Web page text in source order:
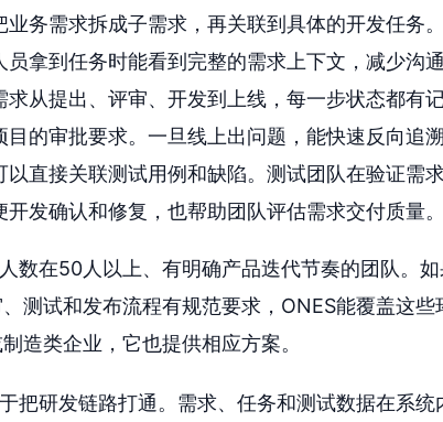
业务需求拆成子需求，再关联到具体的开发任务
拿到任务时能看到完整的需求上下文，减少沟通
求从提出、评审、开发到上线，每一步状态都有
的审批要求。一旦线上出问题，能快速反向追溯
以直接关联测试用例和缺陷。测试团队在验证需
发确认和修复，也帮助团队评估需求交付质量。
数在50人以上、有明确产品迭代节奏的团队。
测试和发布流程有规范要求，ONES能覆盖这
造类企业，它也提供相应方案。
把研发链路打通。需求、任务和测试数据在系